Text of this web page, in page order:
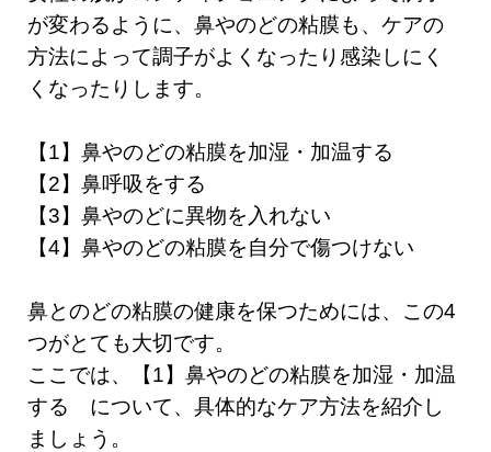
が変わるように、鼻やのどの粘膜も、ケアの
方法によって調子がよくなったり感染しにく
くなったりします。
【1】鼻やのどの粘膜を加湿・加温する
【2】鼻呼吸をする
【3】鼻やのどに異物を入れない
【4】鼻やのどの粘膜を自分で傷つけない
鼻とのどの粘膜の健康を保つためには、この4
つがとても大切です。
ここでは、【1】鼻やのどの粘膜を加湿・加温
する について、具体的なケア方法を紹介し
ましょう。